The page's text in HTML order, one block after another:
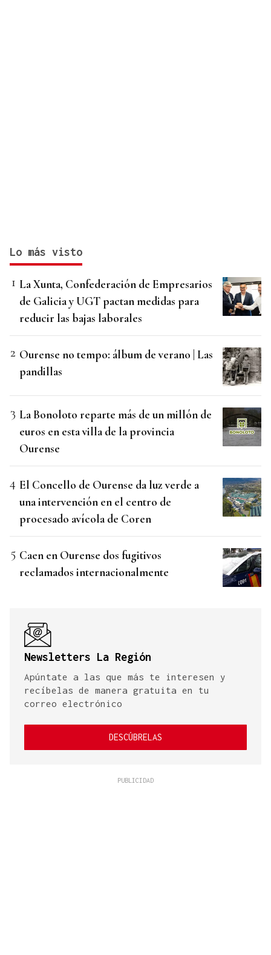
Lo más visto
La Xunta, Confederación de Empresarios
de Galicia y UGT pactan medidas para
reducir las bajas laborales
Ourense no tempo: álbum de verano | Las
pandillas
La Bonoloto reparte más de un millón de
euros en esta villa de la provincia
Ourense
El Concello de Ourense da luz verde a
una intervención en el centro de
procesado avícola de Coren
Caen en Ourense dos fugitivos
reclamados internacionalmente
Newsletters La Región
Apúntate a las que más te interesen y
recíbelas de manera gratuita en tu
correo electrónico
DESCÚBRELAS